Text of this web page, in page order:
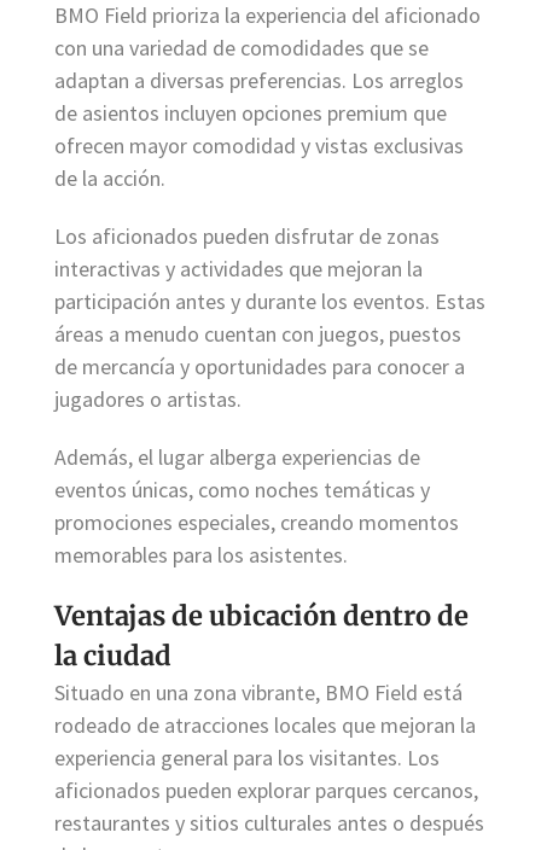
BMO Field prioriza la experiencia del aficionado
con una variedad de comodidades que se
adaptan a diversas preferencias. Los arreglos
de asientos incluyen opciones premium que
ofrecen mayor comodidad y vistas exclusivas
de la acción.
Los aficionados pueden disfrutar de zonas
interactivas y actividades que mejoran la
participación antes y durante los eventos. Estas
áreas a menudo cuentan con juegos, puestos
de mercancía y oportunidades para conocer a
jugadores o artistas.
Además, el lugar alberga experiencias de
eventos únicas, como noches temáticas y
promociones especiales, creando momentos
memorables para los asistentes.
Ventajas de ubicación dentro de
la ciudad
Situado en una zona vibrante, BMO Field está
rodeado de atracciones locales que mejoran la
experiencia general para los visitantes. Los
aficionados pueden explorar parques cercanos,
restaurantes y sitios culturales antes o después